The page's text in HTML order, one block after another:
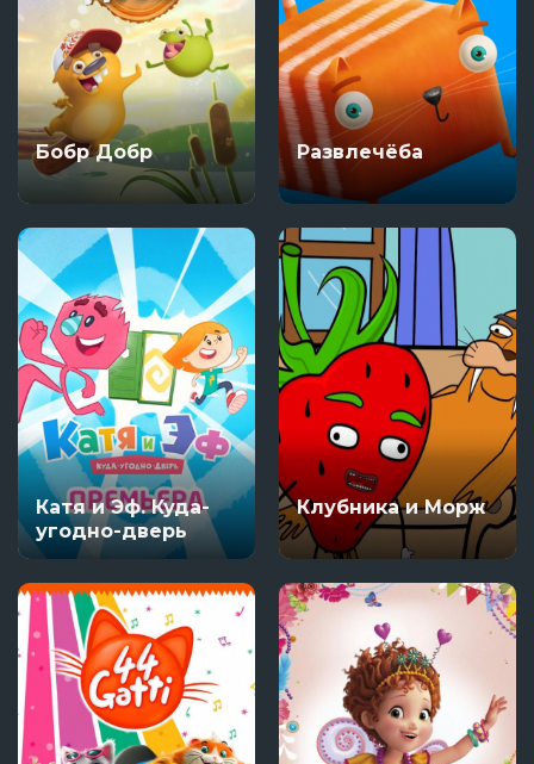
Бобр Добр Развлечёба
Катя и Эф. Куда-
угодно-дверь
Клубника и Морж